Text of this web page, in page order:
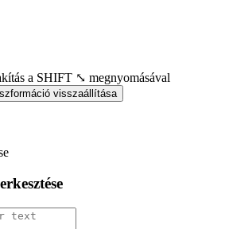
a SHIFT ⤡ megnyomásával
visszaállítása